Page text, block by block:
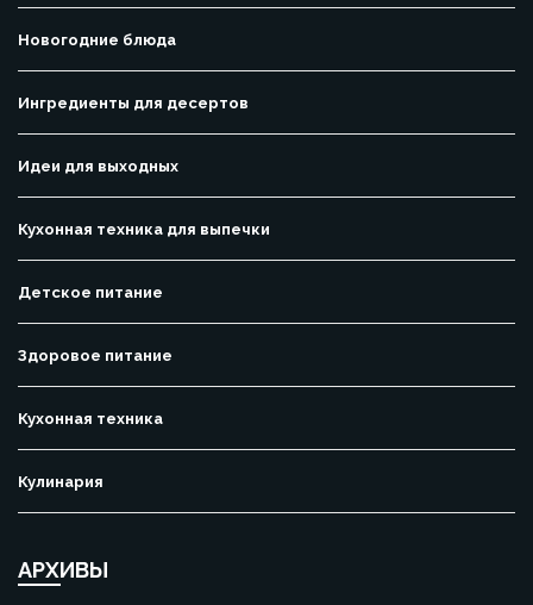
Новогодние блюда
Ингредиенты для десертов
Идеи для выходных
Кухонная техника для выпечки
Детское питание
Здоровое питание
Кухонная техника
Кулинария
АРХИВЫ